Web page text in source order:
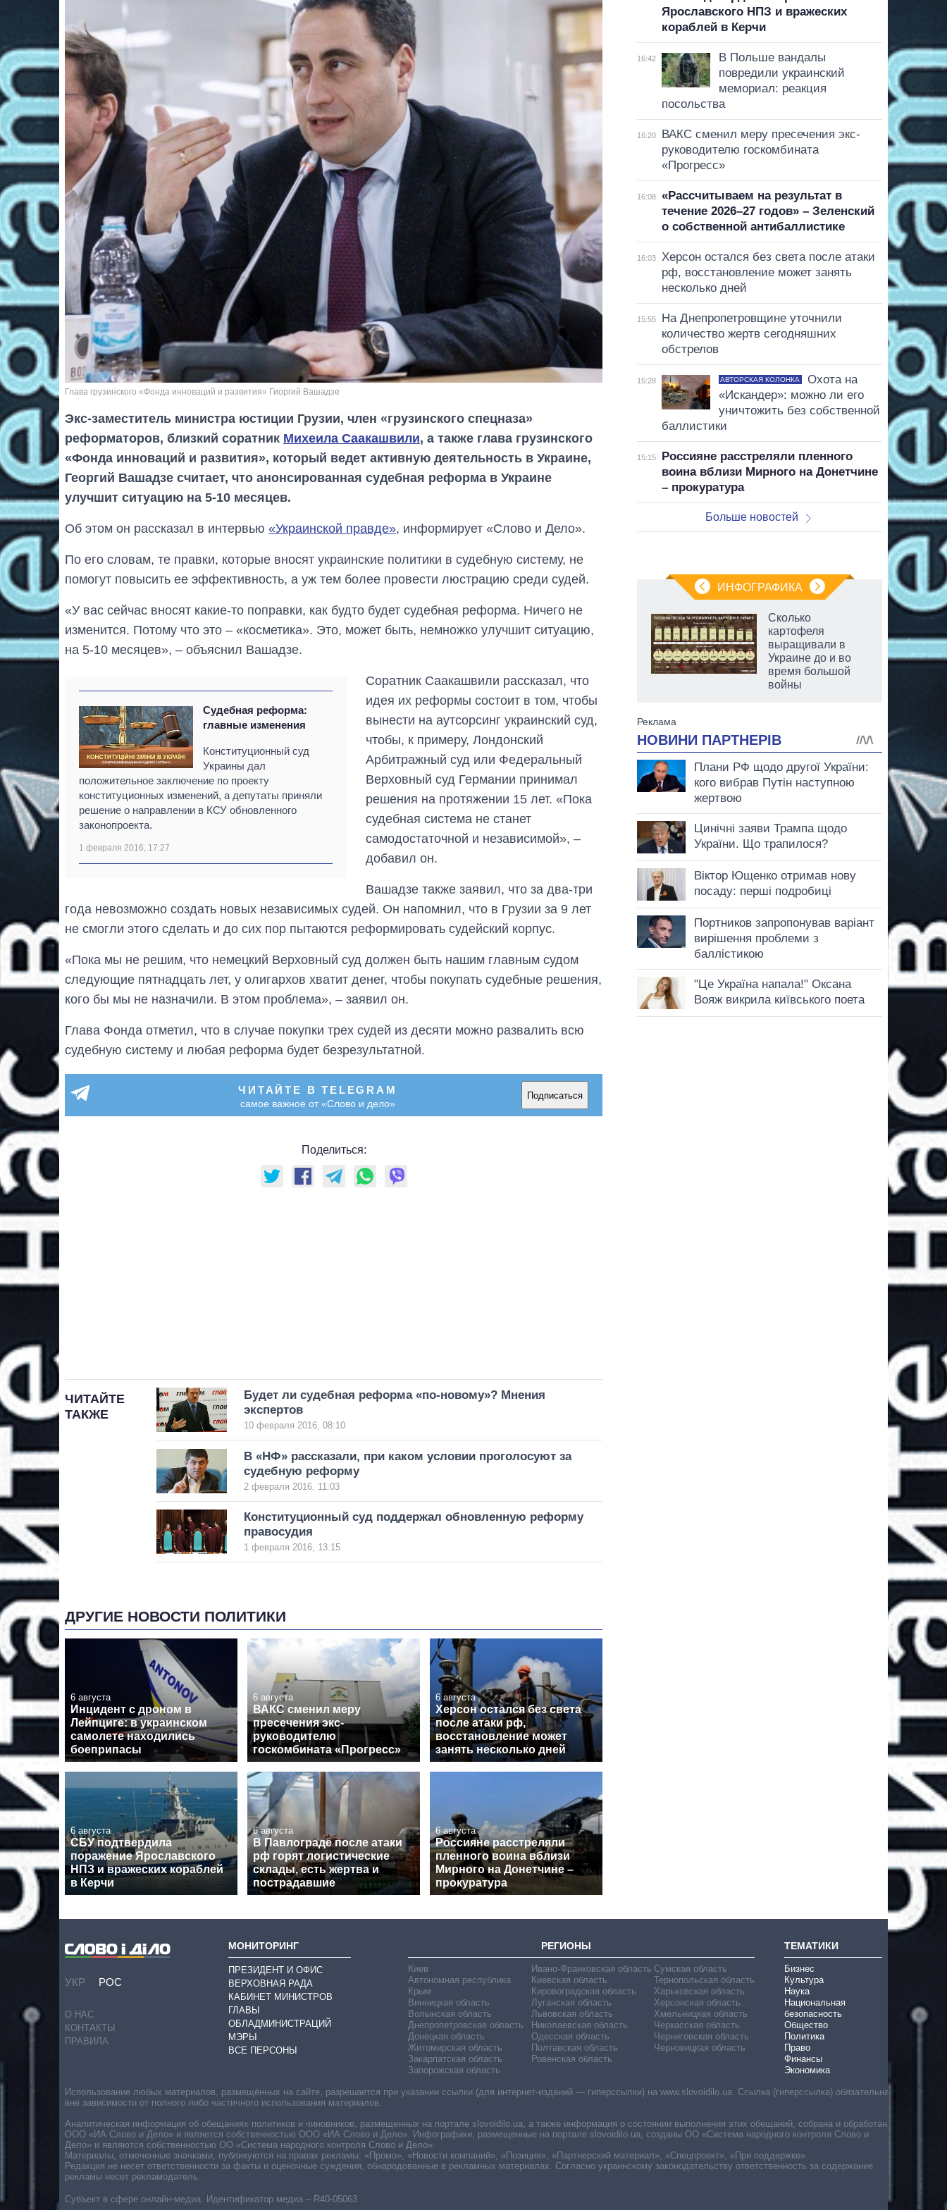
Глава грузинского «Фонда инноваций и развития» Гиоргий Вашадзе
Экс-заместитель министра юстиции Грузии, член «грузинского спецназа»
реформаторов, близкий соратник Михеила Саакашвили, а также глава грузинского
«Фонда инноваций и развития», который ведет активную деятельность в Украине,
Георгий Вашадзе считает, что анонсированная судебная реформа в Украине
улучшит ситуацию на 5-10 месяцев.
Об этом он рассказал в интервью «Украинской правде», информирует «Слово и Дело».
По его словам, те правки, которые вносят украинские политики в судебную систему, не
помогут повысить ее эффективность, а уж тем более провести люстрацию среди судей.
«У вас сейчас вносят какие-то поправки, как будто будет судебная реформа. Ничего не
изменится. Потому что это – «косметика». Это, может быть, немножко улучшит ситуацию,
на 5-10 месяцев», – объяснил Вашадзе.
Судебная реформа:
главные изменения
Конституционный суд
Украины дал
положительное заключение по проекту
конституционных изменений, а депутаты приняли
решение о направлении в КСУ обновленного
законопроекта.
1 февраля 2016, 17:27
Соратник Саакашвили рассказал, что
идея их реформы состоит в том, чтобы
вынести на аутсорсинг украинский суд,
чтобы, к примеру, Лондонский
Арбитражный суд или Федеральный
Верховный суд Германии принимал
решения на протяжении 15 лет. «Пока
судебная система не станет
самодостаточной и независимой», –
добавил он.
Вашадзе также заявил, что за два-три
года невозможно создать новых независимых судей. Он напомнил, что в Грузии за 9 лет
не смогли этого сделать и до сих пор пытаются реформировать судейский корпус.
«Пока мы не решим, что немецкий Верховный суд должен быть нашим главным судом
следующие пятнадцать лет, у олигархов хватит денег, чтобы покупать судебные решения,
кого бы мы не назначили. В этом проблема», – заявил он.
Глава Фонда отметил, что в случае покупки трех судей из десяти можно развалить всю
судебную систему и любая реформа будет безрезультатной.
ЧИТАЙТЕ В TELEGRAM
самое важное от «Слово и дело»
Подписаться
Поделиться:
ЧИТАЙТЕ
ТАКЖЕ
Будет ли судебная реформа «по-новому»? Мнения
экспертов
10 февраля 2016, 08:10
В «НФ» рассказали, при каком условии проголосуют за
судебную реформу
2 февраля 2016, 11:03
Конституционный суд поддержал обновленную реформу
правосудия
1 февраля 2016, 13:15
ДРУГИЕ НОВОСТИ ПОЛИТИКИ
6 августа
Инцидент с дроном в
Лейпциге: в украинском
самолете находились
боеприпасы
6 августа
ВАКС сменил меру
пресечения экс-
руководителю
госкомбината «Прогресс»
6 августа
Херсон остался без света
после атаки рф,
восстановление может
занять несколько дней
6 августа
СБУ подтвердила
поражение Ярославского
НПЗ и вражеских кораблей
в Керчи
6 августа
В Павлограде после атаки
рф горят логистические
склады, есть жертва и
пострадавшие
6 августа
Россияне расстреляли
пленного воина вблизи
Мирного на Донетчине –
прокуратура
Ярославского НПЗ и вражеских
кораблей в Керчи
16:42
В Польше вандалы
повредили украинский
мемориал: реакция
посольства
16:20
ВАКС сменил меру пресечения экс-
руководителю госкомбината
«Прогресс»
16:08
«Рассчитываем на результат в
течение 2026–27 годов» – Зеленский
о собственной антибаллистике
16:03
Херсон остался без света после атаки
рф, восстановление может занять
несколько дней
15:55
На Днепропетровщине уточнили
количество жертв сегодняшних
обстрелов
15:28 АВТОРСКАЯ КОЛОНКА
Охота на
«Искандер»: можно ли его
уничтожить без собственной
баллистики
15:15
Россияне расстреляли пленного
воина вблизи Мирного на Донетчине
– прокуратура
Больше новостей
ИНФОГРАФИКА
Восемь
массированных
главной целью рф
Сколько
картофеля
выращивали в
Украине до и во
время большой
войны
УКР РОС
О НАС
КОНТАКТЫ
ПРАВИЛА
МОНИТОРИНГ
ПРЕЗИДЕНТ И ОФИС
ВЕРХОВНАЯ РАДА
КАБИНЕТ МИНИСТРОВ
ГЛАВЫ
ОБЛАДМИНИСТРАЦИЙ
МЭРЫ
ВСЕ ПЕРСОНЫ
РЕГИОНЫ
Киев
Автономная республика
Крым
Винницкая область
Волынская область
Днепропетровская область
Донецкая область
Житомирская область
Закарпатская область
Запорожская область
Ивано-Франковская область
Киевская область
Кировоградская область
Луганская область
Львовская область
Николаевская область
Одесская область
Полтавская область
Ровенская область
Сумская область
Тернопольская область
Харьковская область
Херсонская область
Хмельницкая область
Черкасская область
Черниговская область
Черновицкая область
ТЕМАТИКИ
Бизнес
Культура
Наука
Национальная
безопасность
Общество
Политика
Право
Финансы
Экономика
Субъект в сфере онлайн-медиа. Идентификатор медиа – R40-05063
Использование любых материалов, размещённых на сайте, разрешается при указании ссылки (для интернет-изданий — гиперссылки) на www.slovoidilo.ua. Ссылка (гиперссылка) обязательна
вне зависимости от полного либо частичного использования материалов.
Аналитическая информация об обещаниях политиков и чиновников, размещенных на портале slovoidilo.ua, а также информация о состоянии выполнения этих обещаний, собрана и обработана
ООО «ИА Слово и Дело» и является собственностью ООО «ИА Слово и Дело». Инфографики, размещенные на портале slovoidilo.ua, созданы ОО «Система народного контроля Слово и
Дело» и являются собственностью ОО «Система народного контроля Слово и Дело».
Материалы, отмеченные значками, публикуются на правах рекламы: «Промо», «Новости компаний», «Позиция», «Партнерский материал», «Спецпроект», «При поддержке».
Редакция не несет ответственности за факты и оценочные суждения, обнародованные в рекламных материалах. Согласно украинскому законодательству ответственность за содержание
рекламы несет рекламодатель.